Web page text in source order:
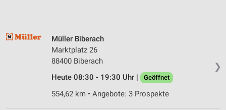
❯
Müller Biberach
Marktplatz 26
88400 Biberach
Heute 08:30 - 19:30 Uhr |
Geöffnet
554,62 km • Angebote: 3 Prospekte